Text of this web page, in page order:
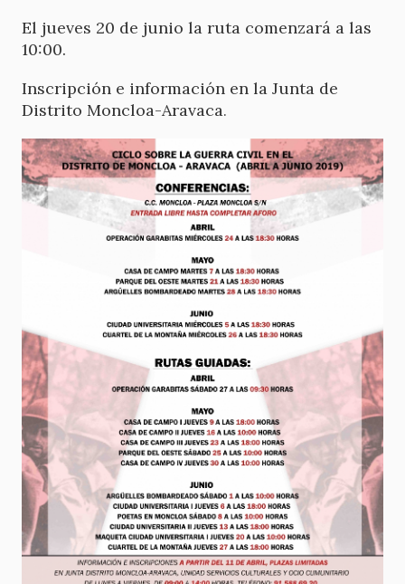
El jueves 20 de junio la ruta comenzará a las
10:00.
Inscripción e información en la Junta de
Distrito Moncloa-Aravaca.